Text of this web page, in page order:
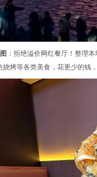
：拒绝溢价网红餐厅！整理
烤等各类美食，花更少的钱